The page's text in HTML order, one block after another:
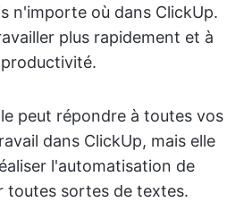
n'importe où dans ClickUp.
plus rapidement et à
peut répondre à toutes vos
dans ClickUp, mais elle
l'automatisation de
toutes sortes de textes.